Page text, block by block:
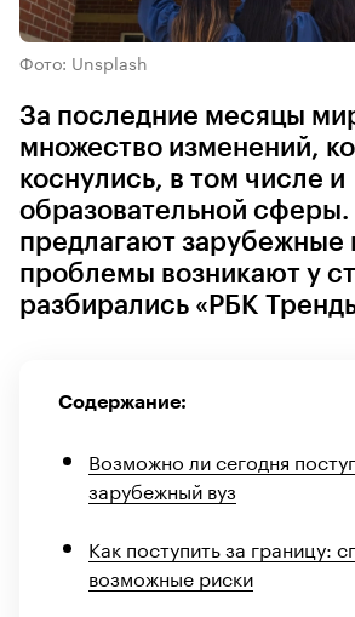
Фото: Unsplash
За последние месяцы
множество изменений,
коснулись, в том числе и
образовательной сферы.
предлагают зарубежные
проблемы возникают у
разбирались «РБК
Содержание:
Возможно ли сегодня
зарубежный вуз
Как поступить за границу:
возможные риски